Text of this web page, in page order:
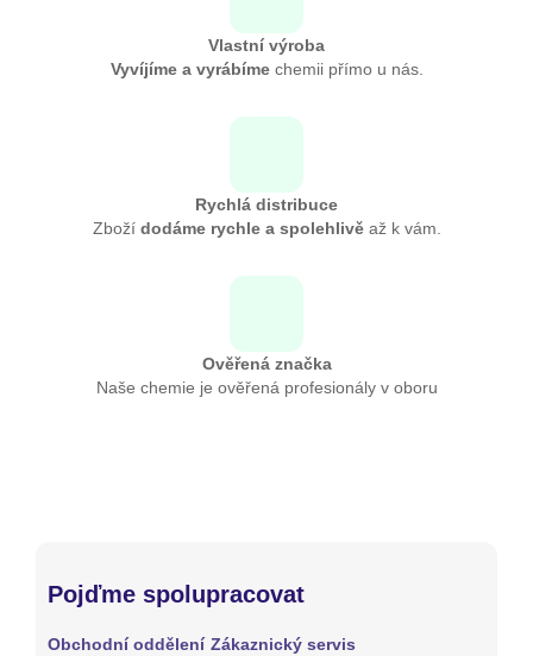
Vlastní výroba
Vyvíjíme a vyrábímechemii přímo u nás.
Rychlá distribuce
Zboží dodáme rychle a spolehlivěaž k vám.
Ověřená značka
Naše chemie je ověřená profesionály v oboru
Pojďme spolupracovat
Obchodní oddělení Zákaznický servis